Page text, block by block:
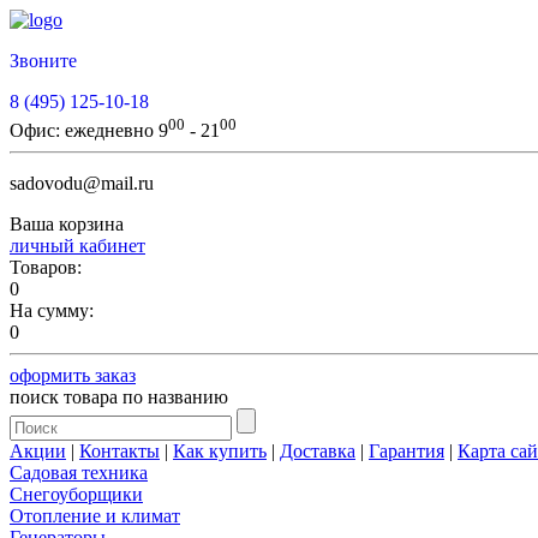
Звоните
8 (495) 125-10-18
Офис: ежедневно 900 - 21 00
sadovodu@mail.ru
Ваша корзина
личный кабинет
Товаров:
0
На сумму:
0
оформить заказ
поиск товара по названию
Акции | Контакты | Как купить | Доставка | Гарантия | Карта
Садовая техника
Снегоуборщики
Отопление и климат